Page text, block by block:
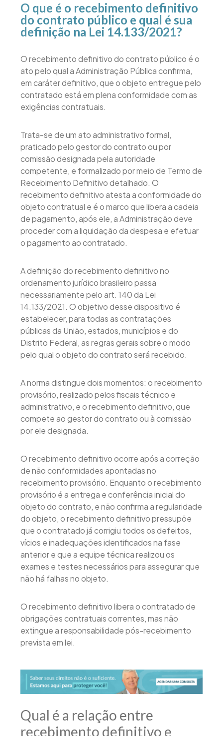
O que é o recebimento definitivo
do contrato público e qual é sua
definição na Lei 14.133/2021?
O recebimento definitivo do contrato público é o
ato pelo qual a Administração Pública confirma,
em caráter definitivo, que o objeto entregue pelo
contratado está em plena conformidade com as
exigências contratuais.
Trata-se de um ato administrativo formal,
praticado pelo gestor do contrato ou por
comissão designada pela autoridade
competente, e formalizado por meio de Termo de
Recebimento Definitivo detalhado. O
recebimento definitivo atesta a conformidade do
objeto contratual e é o marco que libera a cadeia
de pagamento, após ele, a Administração deve
proceder com a liquidação da despesa e efetuar
o pagamento ao contratado.
A definição do recebimento definitivo no
ordenamento jurídico brasileiro passa
necessariamente pelo art. 140 da Lei
14.133/2021. O objetivo desse dispositivo é
estabelecer, para todas as contratações
públicas da União, estados, municípios e do
Distrito Federal, as regras gerais sobre o modo
pelo qual o objeto do contrato será recebido.
A norma distingue dois momentos: o recebimento
provisório, realizado pelos fiscais técnico e
administrativo, e o recebimento definitivo, que
compete ao gestor do contrato ou à comissão
por ele designada.
O recebimento definitivo ocorre após a correção
de não conformidades apontadas no
recebimento provisório. Enquanto o recebimento
provisório é a entrega e conferência inicial do
objeto do contrato, e não confirma a regularidade
do objeto, o recebimento definitivo pressupõe
que o contratado já corrigiu todos os defeitos,
vícios e inadequações identificados na fase
anterior e que a equipe técnica realizou os
exames e testes necessários para assegurar que
não há falhas no objeto.
O recebimento definitivo libera o contratado de
obrigações contratuais correntes, mas não
extingue a responsabilidade pós-recebimento
prevista em lei.
Qual é a relação entre
recebimento definitivo e